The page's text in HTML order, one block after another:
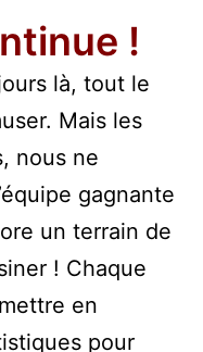
!
là, tout le
Mais les
nous ne
gagnante
un terrain de
! Chaque
en
pour